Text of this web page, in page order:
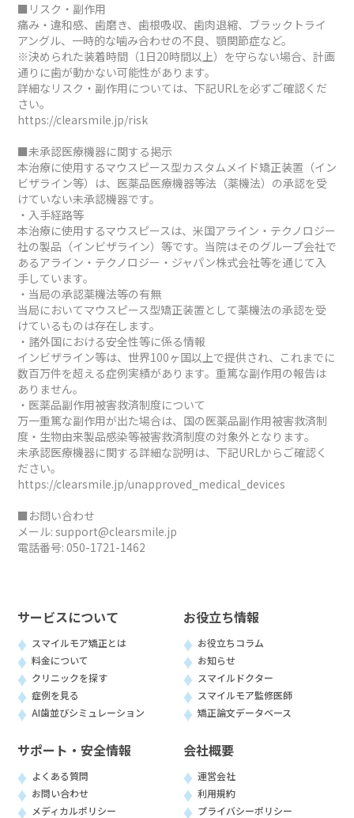
■リスク・副作用
痛み・違和感、歯磨き、歯根吸収、歯肉退縮、ブラックトライ
アングル、一時的な噛み合わせの不良、顎関節症など。
※決められた装着時間（1日20時間以上）を守らない場合、計画
通りに歯が動かない可能性があります。
詳細なリスク・副作用については、下記URLを必ずご確認くだ
さい。
https://clearsmile.jp/risk
■未承認医療機器に関する掲示
本治療に使用するマウスピース型カスタムメイド矯正装置（イン
ビザライン等）は、医薬品医療機器等法（薬機法）の承認を受
けていない未承認機器です。
・入手経路等
本治療に使用するマウスピースは、米国アライン・テクノロジー
社の製品（インビザライン）等です。当院はそのグループ会社で
あるアライン・テクノロジー・ジャパン株式会社等を通じて入
手しています。
・当局の承認薬機法等の有無
当局においてマウスピース型矯正装置として薬機法の承認を受
けているものは存在します。
・諸外国における安全性等に係る情報
インビザライン等は、世界100ヶ国以上で提供され、これまでに
数百万件を超える症例実績があります。重篤な副作用の報告は
ありません。
・医薬品副作用被害救済制度について
万一重篤な副作用が出た場合は、国の医薬品副作用被害救済制
度・生物由来製品感染等被害救済制度の対象外となります。
未承認医療機器に関する詳細な説明は、下記URLからご確認く
ださい。
https://clearsmile.jp/unapproved_medical_devices
■お問い合わせ
メール: support@clearsmile.jp
電話番号: 050-1721-1462
サービスについて
スマイルモア矯正とは
料金について
クリニックを探す
症例を見る
AI歯並びシミュレーション
お役立ち情報
お役立ちコラム
お知らせ
スマイルドクター
スマイルモア監修医師
矯正論文データベース
サポート・安全情報
よくある質問
お問い合わせ
メディカルポリシー
会社概要
運営会社
利用規約
プライバシーポリシー